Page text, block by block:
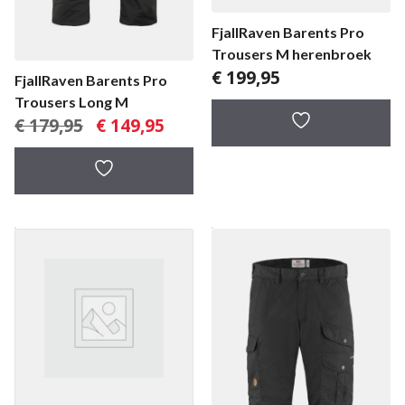
FjallRaven Barents Pro
Trousers Long M
€179,95
Oorspronkelijke
was:
€ 179,95.
€ 149,95
FjallRaven Barents Pro
Trousers M herenbroek
€ 199,95